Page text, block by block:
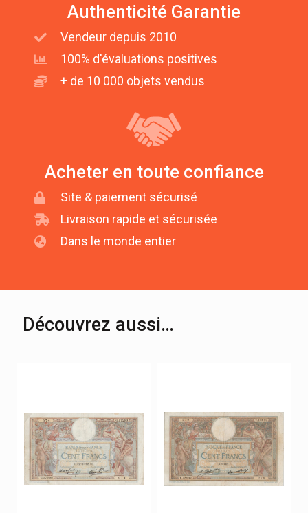
Authenticité Garantie
Vendeur depuis 2010
100% d'évaluations positives
+ de 10 000 objets vendus
Acheter en toute confiance
Site & paiement sécurisé
Livraison rapide et sécurisée
Dans le monde entier
Découvrez aussi…